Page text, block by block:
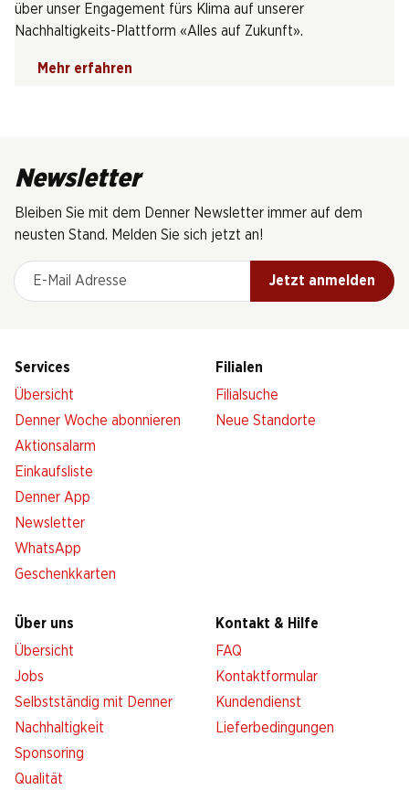
über unser Engagement fürs Klima auf unserer
Nachhaltigkeits-Plattform «Alles auf Zukunft».
Mehr erfahren
Newsletter
Bleiben Sie mit dem Denner Newsletter immer auf dem
neusten Stand. Melden Sie sich jetzt an!
E-Mail Adresse
Jetzt anmelden
Services
Übersicht
Denner Woche abonnieren
Aktionsalarm
Einkaufsliste
Denner App
Newsletter
WhatsApp
Geschenkkarten
Filialen
Filialsuche
Neue Standorte
Über uns
Übersicht
Jobs
Selbstständig mit Denner
Nachhaltigkeit
Sponsoring
Qualität
Kontakt & Hilfe
FAQ
Kontaktformular
Kundendienst
Lieferbedingungen